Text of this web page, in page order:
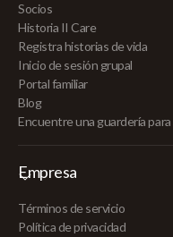
Socios
Historia II Care
Registra historias de vida
Inicio de sesión grupal
Portal familiar
Blog
Encuentre una guardería
Empresa
Términos de servicio
Política de privacidad